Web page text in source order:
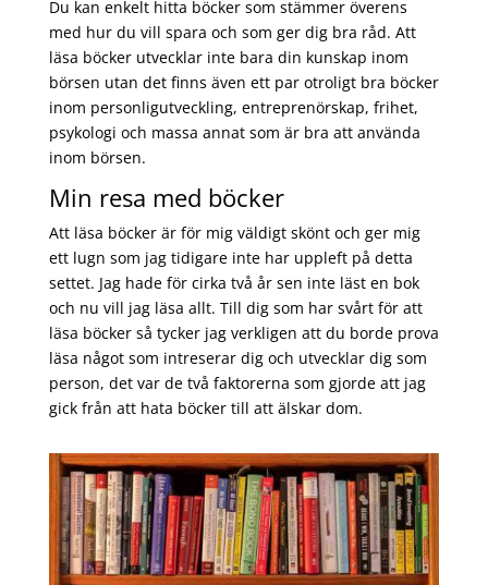
Du kan enkelt hitta böcker som stämmer överens
med hur du vill spara och som ger dig bra råd. Att
läsa böcker utvecklar inte bara din kunskap inom
börsen utan det finns även ett par otroligt bra böcker
inom personligutveckling, entreprenörskap, frihet,
psykologi och massa annat som är bra att använda
inom börsen.
Min resa med böcker
Att läsa böcker är för mig väldigt skönt och ger mig
ett lugn som jag tidigare inte har uppleft på detta
settet. Jag hade för cirka två år sen inte läst en bok
och nu vill jag läsa allt. Till dig som har svårt för att
läsa böcker så tycker jag verkligen att du borde prova
läsa något som intreserar dig och utvecklar dig som
person, det var de två faktorerna som gjorde att jag
gick från att hata böcker till att älskar dom.